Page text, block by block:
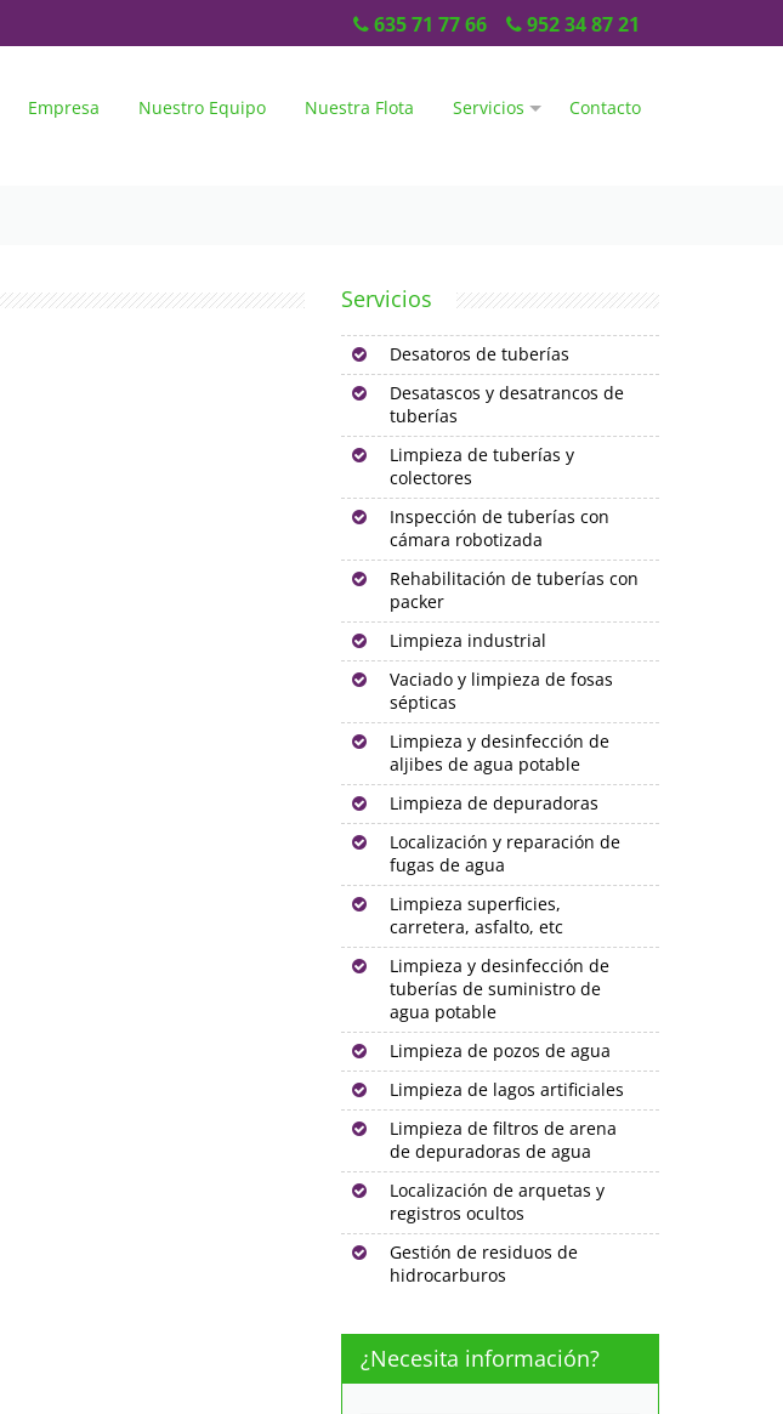
952 34 87 21
635 71 77 66
Empresa Nuestro Equipo Nuestra Flota Servicios Contacto
Servicios
Desatoros de tuberías
Desatascos y desatrancos de
tuberías
Limpieza de tuberías y
colectores
Inspección de tuberías con
cámara robotizada
Rehabilitación de tuberías con
packer
Limpieza industrial
Vaciado y limpieza de fosas
sépticas
Limpieza y desinfección de
aljibes de agua potable
Limpieza de depuradoras
Localización y reparación de
fugas de agua
Limpieza superficies,
carretera, asfalto, etc
Limpieza y desinfección de
tuberías de suministro de
agua potable
Limpieza de pozos de agua
Limpieza de lagos artificiales
Limpieza de filtros de arena
de depuradoras de agua
Localización de arquetas y
registros ocultos
Gestión de residuos de
hidrocarburos
¿Necesita información?